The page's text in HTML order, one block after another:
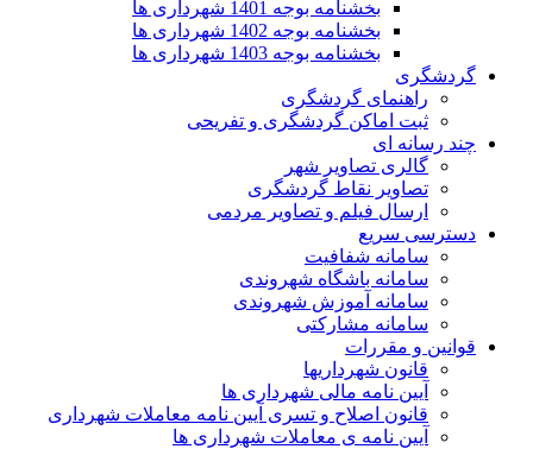
بخشنامه بوجه 1401 شهرداری ها
بخشنامه بوجه 1402 شهرداری ها
بخشنامه بوجه 1403 شهرداری ها
گردشگری
راهنمای گردشگری
ثبت اماکن گردشگری و تفریحی
چند رسانه ای
گالری تصاویر شهر
تصاویر نقاط گردشگری
ارسال فیلم و تصاویر مردمی
دسترسی سریع
سامانه شفافیت
سامانه باشگاه شهروندی
سامانه آموزش شهروندی
سامانه مشارکتی
قوانین و مقررات
قانون شهرداریها
آیین نامه مالی شهرداری ها
قانون اصلاح و تسری آیین نامه معاملات شهرداری
آیین نامه ی معاملات شهرداری ها